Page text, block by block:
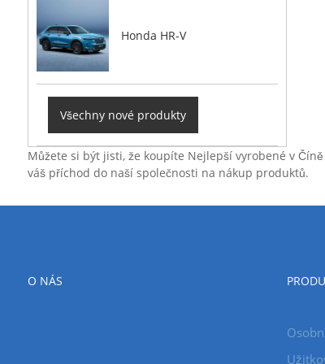
Honda HR-V
Všechny nové produkty
Můžete si být jisti, že koupíte Nejlepší vyrobené v
váš příchod do naší společnosti na nákup produktů.
O NÁS